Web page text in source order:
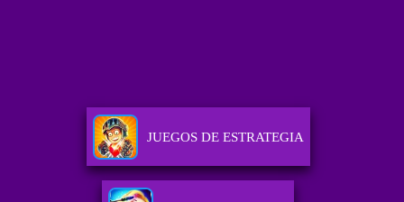
JUEGOS DE ESTRATEGIA